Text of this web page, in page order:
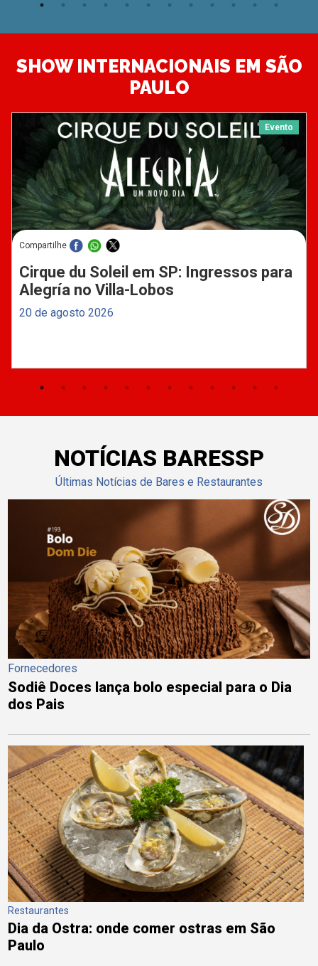
SHOW INTERNACIONAIS EM SÃO
PAULO
Evento
Compartilhe
Cirque du Soleil em SP: Ingressos para
Alegría no Villa-Lobos
20 de agosto 2026
NOTÍCIAS BARESSP
Últimas Notícias de Bares e Restaurantes
Fornecedores
Sodiê Doces lança bolo especial para o Dia
dos Pais
Restaurantes
Dia da Ostra: onde comer ostras em São
Paulo